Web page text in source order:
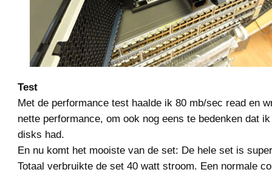
Test
Met de performance test haalde ik 80 mb/sec read en
nette performance, om ook nog eens te bedenken dat
disks had.
En nu komt het mooiste van de set: De hele set is
Totaal verbruikte de set 40 watt stroom. Een normale